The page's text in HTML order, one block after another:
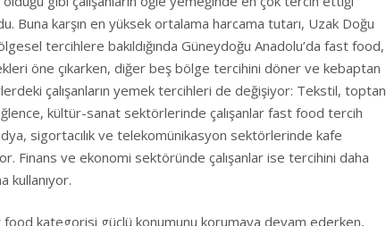
Buna karşın en yüksek ortalama harcama tutarı, Uzak Doğu
tercihlere bakıldığında Güneydoğu Anadolu’da fast food,
öne çıkarken, diğer beş bölge tercihini döner ve kebaptan
çalışanların yemek tercihleri de değişiyor: Tekstil, toptan
kültür-sanat sektörlerinde çalışanlar fast food tercih
sigortacılık ve telekomünikasyon sektörlerinde kafe
Finans ve ekonomi sektöründe çalışanlar ise tercihini daha
kullanıyor.
kategorisi güçlü konumunu korumaya devam ederken,